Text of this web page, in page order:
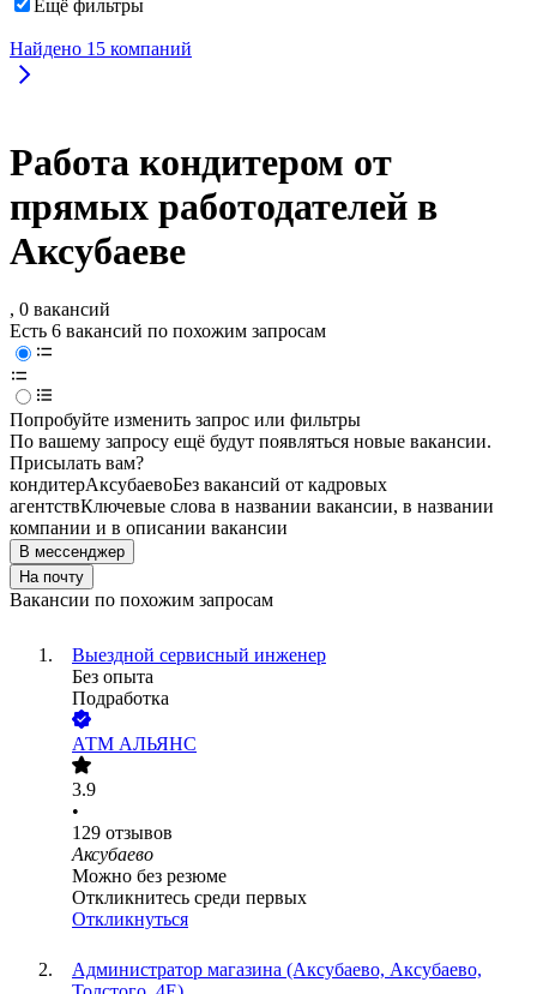
Ещё фильтры
Найдено 15 компаний
Работа кондитером от
прямых работодателей в
Аксубаеве
, 0 вакансий
Есть 6 вакансий по похожим запросам
Попробуйте изменить запрос или фильтры
По вашему запросу ещё будут появляться новые вакансии.
Присылать вам?
кондитерАксубаевоБез вакансий от кадровых
агентствКлючевые слова в названии вакансии, в названии
компании и в описании вакансии
В мессенджер
На почту
Вакансии по похожим запросам
Выездной сервисный инженер
Без опыта
Подработка
АТМ АЛЬЯНС
3.9
•
129 отзывов
Аксубаево
Можно без резюме
Откликнитесь среди первых
Откликнуться
Администратор магазина (Аксубаево, Аксубаево,